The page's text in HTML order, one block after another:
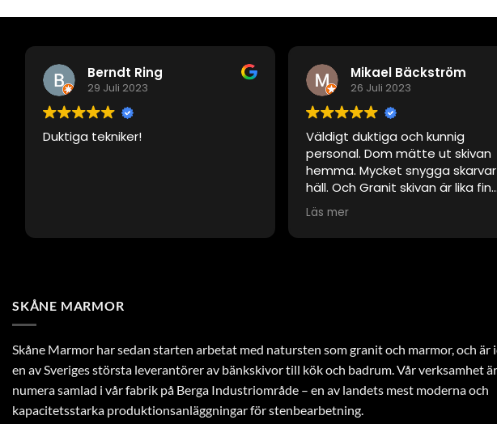
Berndt Ring
29 Juli 2023
Duktiga tekniker!
Mikael Bäckström
26 Juli 2023
Väldigt duktiga och kunnig
personal. Dom mätte ut skivan
hemma. Mycket snygga
häll. Och Granit skivan är lika fin
som när den var nyinlagd.
Läs mer
SKÅNE MARMOR
Skåne Marmor har sedan starten arbetat med natursten som granit och marmor, och är
en av Sveriges största leverantörer av bänkskivor till kök och badrum. Vår verksamhet är
numera samlad i vår fabrik på Berga Industriområde – en av landets mest moderna och
kapacitetsstarka produktionsanläggningar för stenbearbetning.